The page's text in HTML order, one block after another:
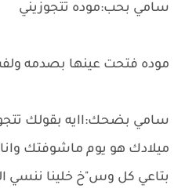
سامي بحب:موده تتجوزيني
موده فتحت عينها بصدمه
سامي بضحك:اايه بقولك
ميلادك هو يوم ماشوفتك
بتاعي كل وس"خ خلينا ننسي